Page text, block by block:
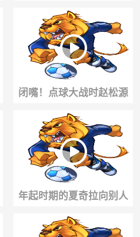
扳平阿森纳U17！
闭嘴！点球大战时赵松源
罚进后回应河床门将先前
的挑衅
年起时期的夏奇拉向别人
传授跳扭臀舞的秘诀